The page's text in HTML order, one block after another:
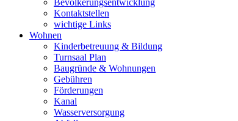
Bevölkerungsentwicklung
Kontaktstellen
wichtige Links
Wohnen
Kinderbetreuung & Bildung
Turnsaal Plan
Baugründe & Wohnungen
Gebühren
Förderungen
Kanal
Wasserversorgung